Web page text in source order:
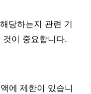
당하는지 관련 기
이 중요합니다.
에 제한이 있습니